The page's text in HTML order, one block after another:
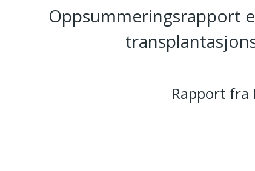
Oppsummeringsrapport
Rapport fra